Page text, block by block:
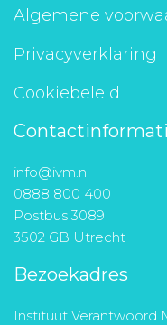
Algemene
Privacyverklaring
Cookiebeleid
info@ivm.nl
0888 800 400
Postbus 3089
3502 GB Utrecht
Bezoekadres
Instituut Verantwoord